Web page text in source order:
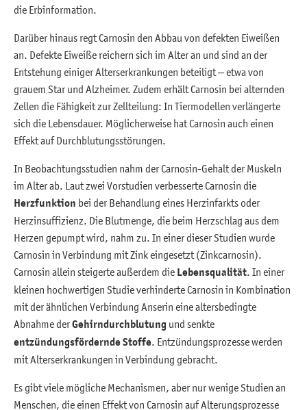
die Erbinformation.
Darüber hinaus regt Carnosin den Abbau von defekten Eiweißen
an. Defekte Eiweiße reichern sich im Alter an und sind an der
Entstehung einiger Alterserkrankungen beteiligt – etwa von
grauem Star und Alzheimer. Zudem erhält Carnosin bei alternden
Zellen die Fähigkeit zur Zellteilung: In Tiermodellen verlängerte
sich die Lebensdauer. Möglicherweise hat Carnosin auch einen
Effekt auf Durchblutungsstörungen.
In Beobachtungsstudien nahm der Carnosin-Gehalt der Muskeln
im Alter ab. Laut zwei Vorstudien verbesserte Carnosin die
Herzfunktion bei der Behandlung eines Herzinfarkts oder
Herzinsuffizienz. Die Blutmenge, die beim Herzschlag aus dem
Herzen gepumpt wird, nahm zu. In einer dieser Studien wurde
Carnosin in Verbindung mit Zink eingesetzt (Zinkcarnosin).
Carnosin allein steigerte außerdem die Lebensqualität. In einer
kleinen hochwertigen Studie verhinderte Carnosin in Kombination
mit der ähnlichen Verbindung Anserin eine altersbedingte
Abnahme derGehirndurchblutung und senkte
entzündungsfördernde Stoffe. Entzündungsprozesse werden
mit Alterserkrankungen in Verbindung gebracht.
Es gibt viele mögliche Mechanismen, aber nur wenige Studien an
Menschen, die einen Effekt von Carnosin auf Alterungsprozesse